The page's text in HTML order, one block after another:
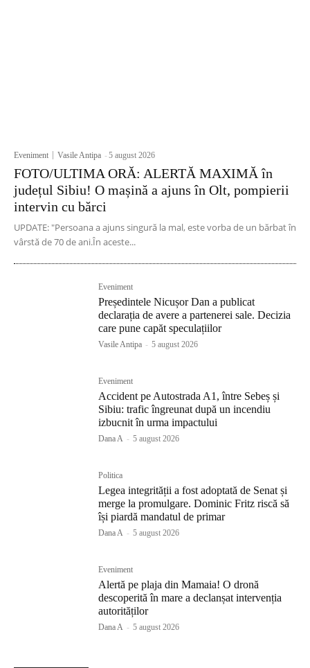
Eveniment Vasile Antipa -5 august 2026
FOTO/ULTIMA ORĂ: ALERTĂ MAXIMĂ în
județul Sibiu! O mașină a ajuns în Olt, pompierii
intervin cu bărci
UPDATE: "Persoana a ajuns singură la mal, este vorba de un bărbat în
vârstă de 70 de ani.În aceste...
Eveniment
Președintele Nicușor Dan a publicat
declarația de avere a partenerei sale. Decizia
care pune capăt speculațiilor
Vasile Antipa - 5 august 2026
Eveniment
Accident pe Autostrada A1, între Sebeș și
Sibiu: trafic îngreunat după un incendiu
izbucnit în urma impactului
Dana A - 5 august 2026
Politica
Legea integrității a fost adoptată de Senat și
merge la promulgare. Dominic Fritz riscă să
își piardă mandatul de primar
Dana A - 5 august 2026
Eveniment
Alertă pe plaja din Mamaia! O dronă
descoperită în mare a declanșat intervenția
autorităților
Dana A - 5 august 2026